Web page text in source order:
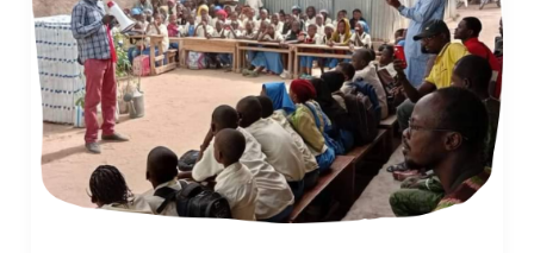
International
Student
coalition
–
CHAD
(Tchad)